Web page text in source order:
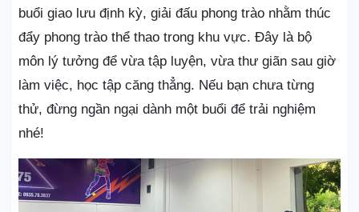
buổi giao lưu định kỳ, giải đấu phong trào nhằm thúc
đẩy phong trào thể thao trong khu vực. Đây là bộ
môn lý tưởng để vừa tập luyện, vừa thư giãn sau giờ
làm việc, học tập căng thẳng. Nếu bạn chưa từng
thử, đừng ngần ngại dành một buổi để trải nghiệm
nhé!